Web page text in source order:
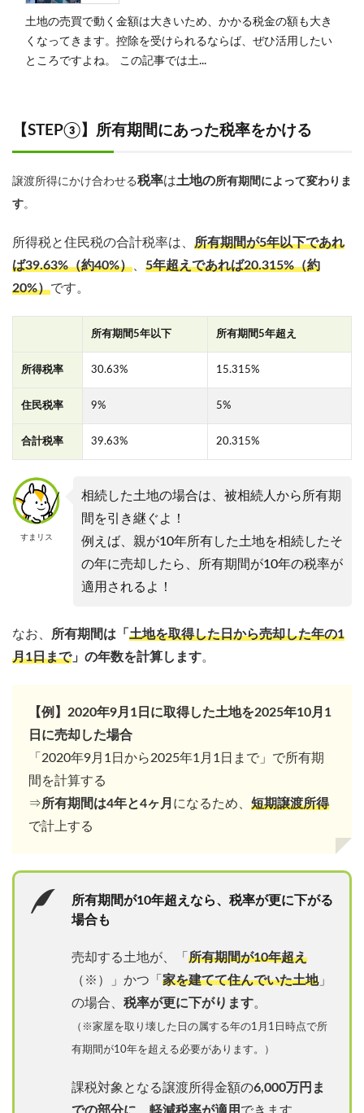
土地の売買で動く金額は大きいため、かかる税金の額も大き
くなってきます。控除を受けられるならば、ぜひ活用したい
ところですよね。 この記事では土...
【STEP③】所有期間にあった税率をかける
譲渡所得にかけ合わせる税率は土地の所有期間によって変わりま
す。
所得税と住民税の合計税率は、 所有期間が5年以下であれ
ば39.63%（約40%）
5年超えであれば20.315%（約
20%）です。
所有期間5年以下 所有期間5年超え
所得税率 30.63% 15.315%
住民税率 9% 5%
合計税率 39.63% 20.315%
すまリス
相続した土地の場合は、被相続人から所有期
間を引き継ぐよ！
例えば、親が10年所有した土地を相続したそ
の年に売却したら、所有期間が10年の税率が
適用されるよ！
なお、 所有期間は「 土地を取得した日から売却した年の1
月1日まで」の年数を計算します。
【例】2020年9月1日に取得した土地を2025年10月1
日に売却した場合
「2020年9月1日から2025年1月1日まで」で所有期
間を計算する
⇒所有期間は4年と4ヶ月 になるため、 短期譲渡所得
で計上する
所有期間が10年超えなら、税率が更に下がる
場合も
売却する土地が、「所有期間が10年超え
（※）」かつ「家を建てて住んでいた土地 」
の場合、 税率が更に下がります
（※家屋を取り壊した日の属する年の1月1日時点で所
有期間が10年を超える必要があります。）
課税対象となる譲渡所得金額の6,000万円ま
での部分に、軽減税率が適用 できます。